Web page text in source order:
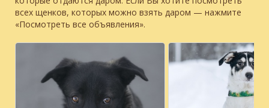
всех щенков, которых можно взять даром — нажмите
«Посмотреть все объявления».